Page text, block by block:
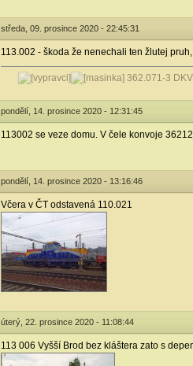
středa, 09. prosince 2020 - 22:45:31
113.002 - škoda že nenechali ten žlutej
362.071-3
pondělí, 14. prosince 2020 - 12:31:45
113002 se veze domu. V čele konvoje
pondělí, 14. prosince 2020 - 13:16:46
Včera v ČT odstavená 110.021
úterý, 22. prosince 2020 - 11:08:44
113 006 Vyšší Brod bez kláštera zato s